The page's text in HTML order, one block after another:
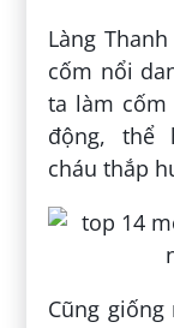
Làng
cốm nổi
ta làm
động, thể
cháu thắp
Cũng